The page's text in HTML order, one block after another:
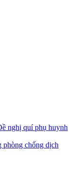
nghị quí phụ huynh
chống dịch